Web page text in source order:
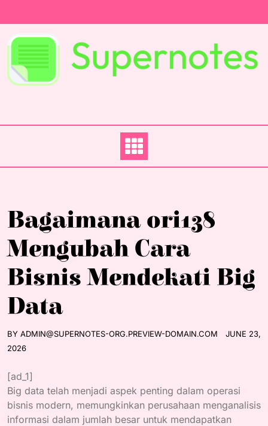
to
content
Bagaimana ori138
Mengubah Cara
Bisnis Mendekati Big
Data
BY ADMIN@SUPERNOTES-ORG.PREVIEW-DOMAIN.COM
JUNE 23,
2026
[ad_1]
Big data telah menjadi aspek penting dalam operasi
bisnis modern, memungkinkan perusahaan menganalisis
informasi dalam jumlah besar untuk mendapatkan